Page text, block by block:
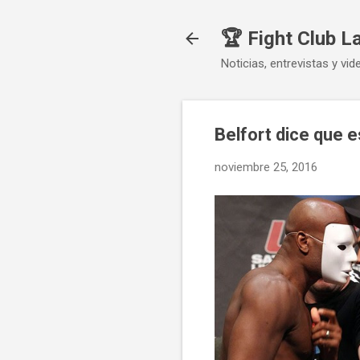
🏆 Fight Club
Noticias, entrevistas y
Belfort dice que
noviembre 25, 2016